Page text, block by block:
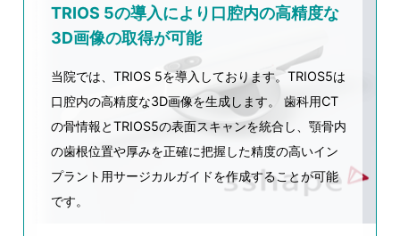
TRIOS 5の導入により口腔内の高精度な
3D画像の取得が可能
当院では、TRIOS 5を導入しております。TRIOS5は
口腔内の高精度な3D画像を生成します。 歯科用CT
の骨情報とTRIOS5の表面スキャンを統合し、顎骨内
の歯根位置や厚みを正確に把握した精度の高いイン
プラント用サージカルガイドを作成することが可能
です。